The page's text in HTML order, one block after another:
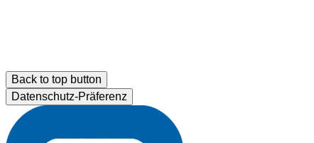
Back to top button
Datenschutz-Präferenz